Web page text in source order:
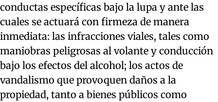
conductas específicas bajo la lupa y ante las
cuales se actuará con firmeza de manera
inmediata: las infracciones viales, tales como
maniobras peligrosas al volante y conducción
bajo los efectos del alcohol; los actos de
vandalismo que provoquen daños a la
propiedad, tanto a bienes públicos como